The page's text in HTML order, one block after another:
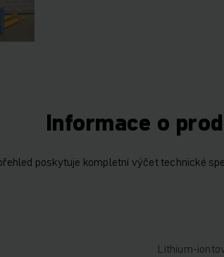
Informace o
poskytuje kompletní výčet technické
Lithium-